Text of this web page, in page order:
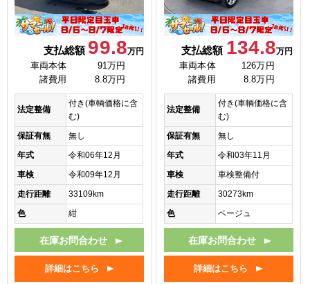
支払総額 99.8万円
車両本体
91万円
諸費用
8.8万円
法定整備
付き(車輌価格に含
む)
保証有無
無し
年式
令和06年12月
車検
令和09年12月
走行距離
33109km
色
紺
在庫お問合わせ
詳細はこちら
支払総額 134.8万円
車両本体
126万円
諸費用
8.8万円
法定整備
付き(車輌価格に含
む)
保証有無
無し
年式
令和03年11月
車検
車検整備付
走行距離
30273km
色
ベージュ
在庫お問合わせ
詳細はこちら